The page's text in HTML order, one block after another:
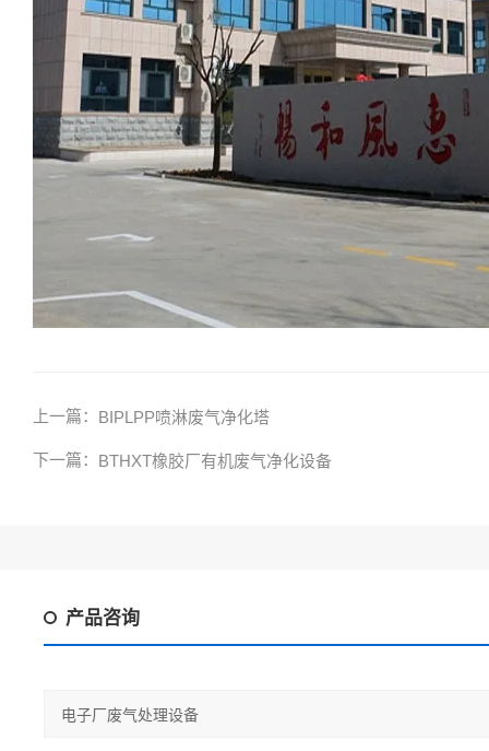
上一篇： BIPLPP喷淋废气净化塔
下一篇： BTHXT橡胶厂有机废气净化设备
产品咨询